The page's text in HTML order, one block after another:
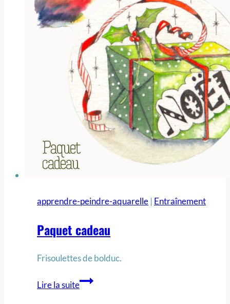
apprendre-peindre-aquarelle | Entraînement
Paquet cadeau
Frisoulettes de bolduc.
Lire la suite